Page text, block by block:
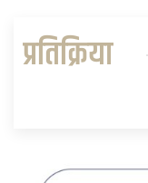
प्रतिक्रिया